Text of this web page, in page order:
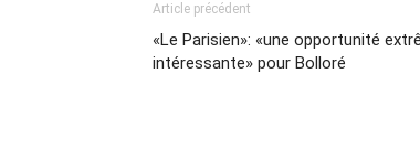
Article précédent
«Le Parisien»: «une opportunité
intéressante» pour Bolloré